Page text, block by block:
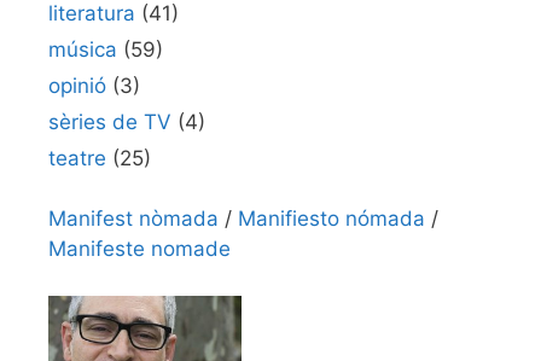
literatura (41)
música (59)
opinió (3)
sèries de TV (4)
teatre (25)
Manifest nòmada / Manifiesto nómada /
Manifeste nomade